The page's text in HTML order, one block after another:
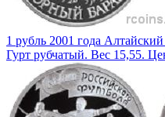
1 рубль 2001 года
Гурт рубчатый. Вес 15,55.